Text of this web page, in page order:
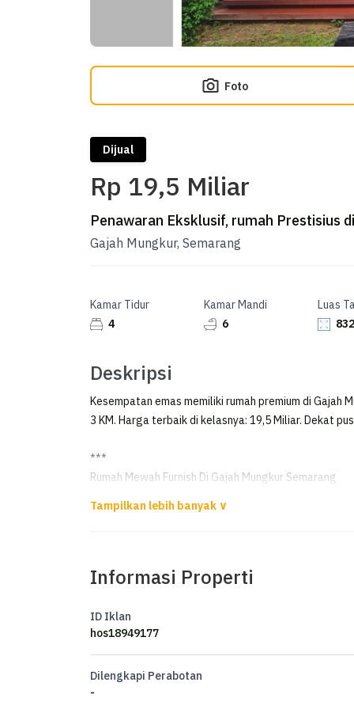
Foto
Dijual
Rp 19,5 Miliar
Penawaran Eksklusif, rumah Prestisius
Gajah Mungkur, Semarang
Kamar Tidur
4
Kamar Mandi
6
Luas
Deskripsi
Kesempatan emas memiliki rumah premium di Gajah
3 KM. Harga terbaik di kelasnya: 19,5 Miliar. Dekat
***
Rumah Mewah Furnish Di Gajah Mungkur Semarang
Dijual Rumah mewah include furnish
Gajahmungkur Semarang
Luas Tanah 832m²
Luas Bangunan 450m²
Kamar Mandi 3
Informasi Properti
ID Iklan
hos18949177
Dilengkapi Perabotan
-